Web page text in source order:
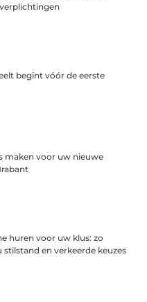
begint vóór de eerste
maken voor uw nieuwe
huren voor uw klus: zo
en verkeerde keuzes